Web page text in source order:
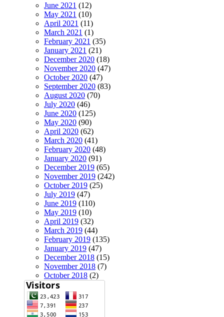
June 2021 (12)
May 2021 (10)
April 2021 (11)
March 2021 (1)
February 2021 (35)
January 2021 (21)
December 2020 (18)
November 2020 (47)
October 2020 (47)
September 2020 (83)
August 2020 (70)
July 2020 (46)
June 2020 (125)
May 2020 (90)
April 2020 (62)
March 2020 (41)
February 2020 (48)
January 2020 (91)
December 2019 (65)
November 2019 (242)
October 2019 (25)
July 2019 (47)
June 2019 (110)
May 2019 (10)
April 2019 (32)
March 2019 (44)
February 2019 (135)
January 2019 (47)
December 2018 (15)
November 2018 (7)
October 2018 (2)